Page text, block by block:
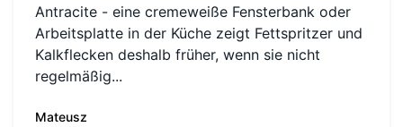
Antracite - eine cremeweiße Fensterbank oder
Arbeitsplatte in der Küche zeigt Fettspritzer und
Kalkflecken deshalb früher, wenn sie nicht
regelmäßig...
Mateusz